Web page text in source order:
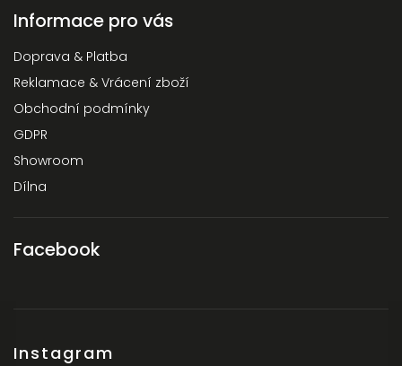
Informace pro vás
Doprava & Platba
Reklamace & Vrácení zboží
Obchodní podmínky
GDPR
Showroom
Dílna
Facebook
Instagram